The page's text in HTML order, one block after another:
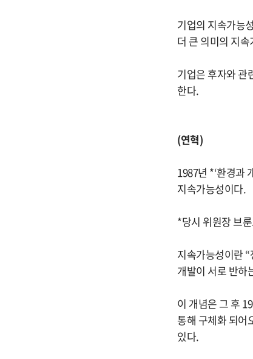
기업의 지속가능
더 큰 의미의 지
기업은 후자와 관
한다.
(연혁)
1987년 *‘환경과
지속가능성이다.
*당시 위원장 브
지속가능성이란
개발이 서로 반하
이 개념은 그 후
통해 구체화 되어
있다.